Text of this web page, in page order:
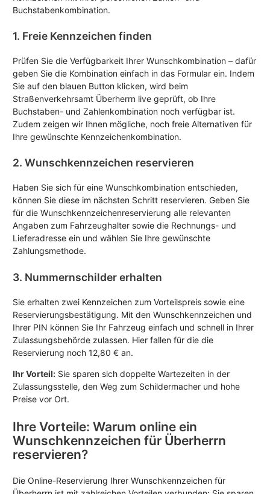
Buchstabenkombination.
1. Freie Kennzeichen finden
Prüfen Sie die Verfügbarkeit Ihrer Wunschkombination – dafür
geben Sie die Kombination einfach in das Formular ein. Indem
Sie auf den blauen Button klicken, wird beim
Straßenverkehrsamt Überherrn live geprüft, ob Ihre
Buchstaben- und Zahlenkombination noch verfügbar ist.
Zudem zeigen wir Ihnen mögliche, noch freie Alternativen für
Ihre gewünschte Kennzeichenkombination.
2. Wunschkennzeichen reservieren
Haben Sie sich für eine Wunschkombination entschieden,
können Sie diese im nächsten Schritt reservieren. Geben Sie
für die Wunschkennzeichenreservierung alle relevanten
Angaben zum Fahrzeughalter sowie die Rechnungs- und
Lieferadresse ein und wählen Sie Ihre gewünschte
Zahlungsmethode.
3. Nummernschilder erhalten
Sie erhalten zwei Kennzeichen zum Vorteilspreis sowie eine
Reservierungsbestätigung. Mit den Wunschkennzeichen und
Ihrer PIN können Sie Ihr Fahrzeug einfach und schnell in Ihrer
Zulassungsbehörde zulassen. Hier fallen für die die
Reservierung noch 12,80 € an.
Ihr Vorteil: Sie sparen sich doppelte Wartezeiten in der
Zulassungsstelle, den Weg zum Schildermacher und hohe
Preise vor Ort.
Ihre Vorteile: Warum online ein
Wunschkennzeichen für Überherrn
reservieren?
Die Online-Reservierung Ihrer Wunschkennzeichen für